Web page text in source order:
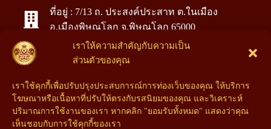
เราให้ความสำคัญกับความเป็น
ส่วนตัวของคุณ
เราใช้คุกกี้เพื่อปรับปรุงประสบการณ์การท่องเว็บของคุณ ให้บริการ
โฆษณาหรือเนื้อหาที่ปรับให้ตรงกับรสนิยมของคุณ และวิเคราะห์
ปริมาณการใช้งานของเรา หากคลิก "ยอมรับทั้งหมด" แสดงว่าคุณ
เห็นชอบกับการใช้คุกกี้ของเรา
ที่อยู่ : 7/13 ถ. ประสงค์ประสาท ต.ในเมือง
อ.เมืองพิษณุโลก จ.พิษณุโลก 65000
โทร : 090-888-5529
Facebook : หลอมทองพิษณุโลก รับซื้อทอง เงิน
นาค ให้ราคาสูง เช็คด้วยเครื่องเปอร์เซ็นต์%